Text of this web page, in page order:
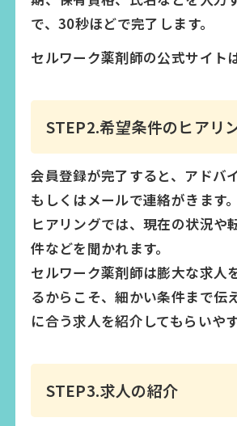
で、30秒ほどで完了します。
セルワーク薬剤師の公式サイト
STEP2.希望条件のヒアリ
会員登録が完了すると、アドバ
もしくはメールで連絡がきます。
ヒアリングでは、現在の状況や
件などを聞かれます。
セルワーク薬剤師は膨大な求人
るからこそ、細かい条件まで伝
に合う求人を紹介してもらいや
STEP3.求人の紹介